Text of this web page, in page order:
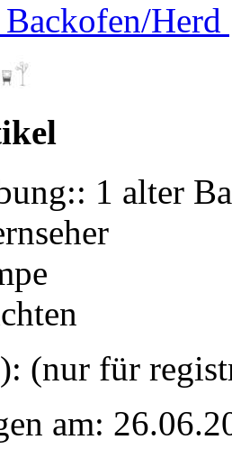
Backofen/
1 alter
(nur für
am: